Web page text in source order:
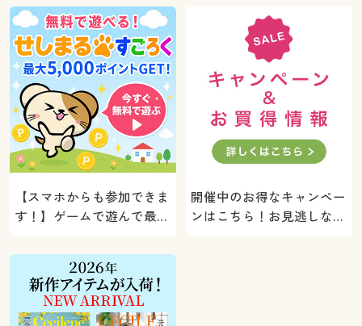
【スマホからも参加できま
す！】ゲームで遊んで最大
ト！
開催中のお得なキャンペー
ンはこちら！お見逃しな